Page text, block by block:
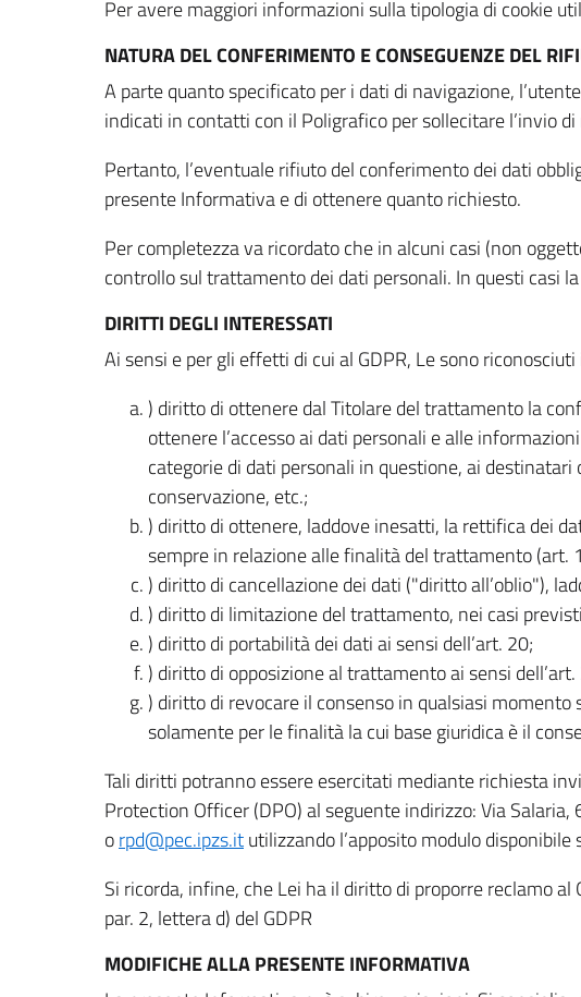
Per avere maggiori informazioni sulla tipologia di cookie
NATURA DEL CONFERIMENTO E CONSEGUENZE DEL
A parte quanto specificato per i dati di navigazione,
indicati in contatti con il Poligrafico per sollecitare l’invio
Pertanto, l’eventuale rifiuto del conferimento dei dati
presente Informativa e di ottenere quanto richiesto.
Per completezza va ricordato che in alcuni casi (non
controllo sul trattamento dei dati personali. In questi casi
DIRITTI DEGLI INTERESSATI
Ai sensi e per gli effetti di cui al GDPR, Le sono
) diritto di ottenere dal Titolare del trattamento la
ottenere l’accesso ai dati personali e alle
categorie di dati personali in questione, ai
conservazione, etc.;
) diritto di ottenere, laddove inesatti, la rettifica dei
sempre in relazione alle finalità del trattamento (art.
) diritto di cancellazione dei dati ("diritto all’oblio"),
) diritto di limitazione del trattamento, nei casi
) diritto di portabilità dei dati ai sensi dell’art. 20;
) diritto di opposizione al trattamento ai sensi dell’art.
) diritto di revocare il consenso in qualsiasi
solamente per le finalità la cui base giuridica è il
Tali diritti potranno essere esercitati mediante richiesta
Protection Officer (DPO) al seguente indirizzo: Via
orpd@pec.ipzs.itutilizzando l’apposito modulo
Si ricorda, infine, che Lei ha il diritto di proporre reclamo
par. 2, lettera d) del GDPR
MODIFICHE ALLA PRESENTE INFORMATIVA